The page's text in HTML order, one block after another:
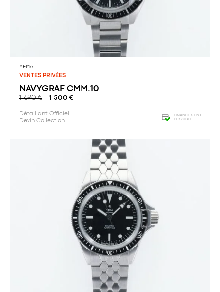
YEMA
VENTES PRIVÉES
NAVYGRAF CMM.10
1 690€ 1 500 €
Détaillant Officiel
Devin Collection
FINANCEMENT
POSSIBLE